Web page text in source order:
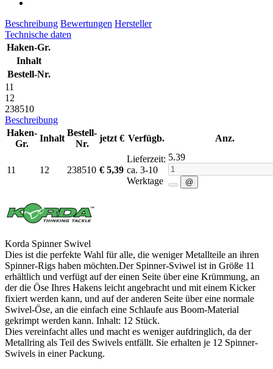
Beschreibung Bewertungen Hersteller
Technische daten
Haken-Gr.
Inhalt
Bestell-Nr.
11
12
238510
Beschreibung
Haken-
Gr.
Inhalt
Bestell-
Nr.
jetzt € Verfügb. Anz.
11 12 238510 € 5,39
Lieferzeit:
ca. 3-10
Werktage
5.39
@
Korda Spinner Swivel
Dies ist die perfekte Wahl für alle, die weniger Metallteile an ihren
Spinner-Rigs haben möchten.Der Spinner-Sviwel ist in Größe 11
erhältlich und verfügt auf der einen Seite über eine Krümmung, an
der die Öse Ihres Hakens leicht angebracht und mit einem Kicker
fixiert werden kann, und auf der anderen Seite über eine normale
Swivel-Öse, an die einfach eine Schlaufe aus Boom-Material
gekrimpt werden kann. Inhalt: 12 Stück.
Dies vereinfacht alles und macht es weniger aufdringlich, da der
Metallring als Teil des Swivels entfällt. Sie erhalten je 12 Spinner-
Swivels in einer Packung.